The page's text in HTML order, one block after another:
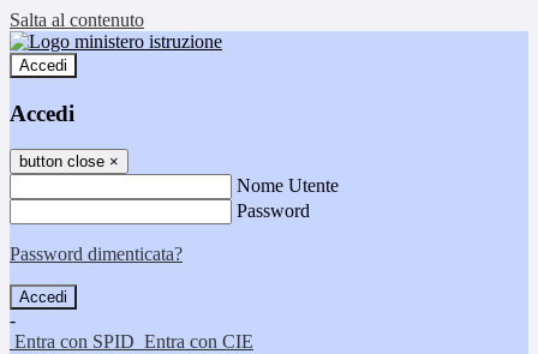
Salta al contenuto
Accedi
Accedi
button close ×
Nome Utente
Password
Password dimenticata?
-
Entra con SPID Entra con CIE